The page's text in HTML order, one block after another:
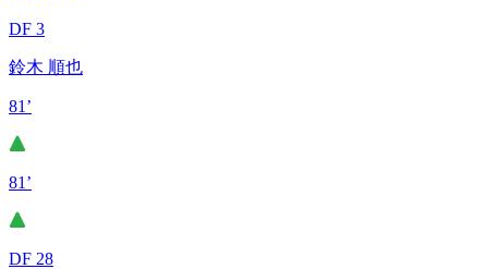
DF 3
鈴木 順也
81’
81’
DF 28